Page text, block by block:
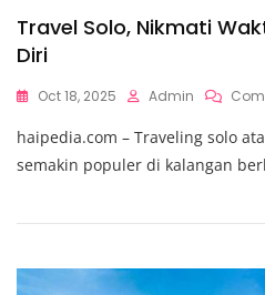
Travel Solo, Nikmati
Diri
Oct 18, 2025 Admin
haipedia.com – Traveling solo
semakin populer di kalangan